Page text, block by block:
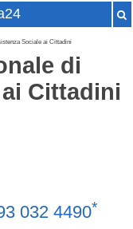
Sociale ai Cittadini
di
Cittadini
032 4490*